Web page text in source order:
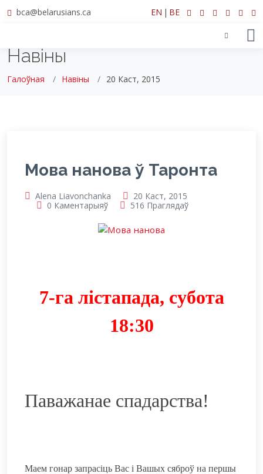
bca@belarusians.ca EN | BE
Навіны
Галоўная Навіны 20 Каст, 2015
Мова нанова ў Таронта
Alena Liavonchanka
20 Каст, 2015
0 Каментарыяў
516 Праглядаў
7-га лістапада, субота
18:30
Паважанае спадарства!
Маем гонар запрасіць Вас і Вашых сяброў на першы